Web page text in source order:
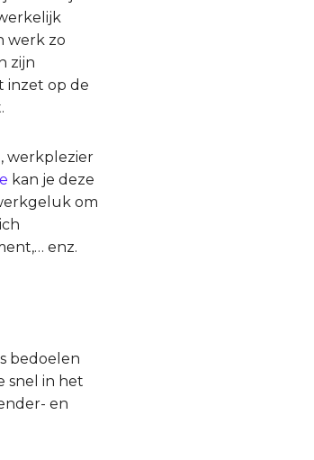
werk zo
zijn
inzet op de
werkplezier
kan je deze
om
enz.
bedoelen
snel in het
en